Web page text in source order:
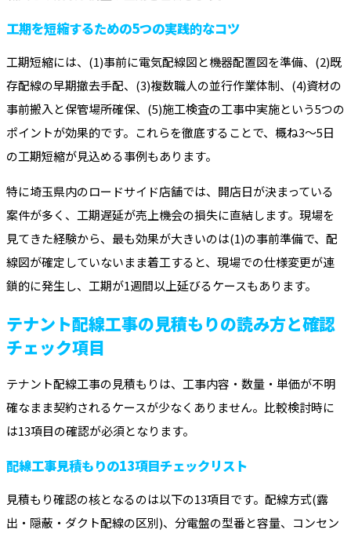
工期を短縮するための5つの実践的なコツ
工期短縮には、(1)事前に電気配線図と機器配置図を準備、(2)既
存配線の早期撤去手配、(3)複数職人の並行作業体制、(4)資材の
事前搬入と保管場所確保、(5)施工検査の工事中実施という5つの
ポイントが効果的です。これらを徹底することで、概ね3～5日
の工期短縮が見込める事例もあります。
特に埼玉県内のロードサイド店舗では、開店日が決まっている
案件が多く、工期遅延が売上機会の損失に直結します。現場を
見てきた経験から、最も効果が大きいのは(1)の事前準備で、配
線図が確定していないまま着工すると、現場での仕様変更が連
鎖的に発生し、工期が1週間以上延びるケースもあります。
テナント配線工事の見積もりの読み方と確認
チェック項目
テナント配線工事の見積もりは、工事内容・数量・単価が不明
確なまま契約されるケースが少なくありません。比較検討時に
は13項目の確認が必須となります。
配線工事見積もりの13項目チェックリスト
見積もり確認の核となるのは以下の13項目です。配線方式(露
出・隠蔽・ダクト配線の区別)、分電盤の型番と容量、コンセン